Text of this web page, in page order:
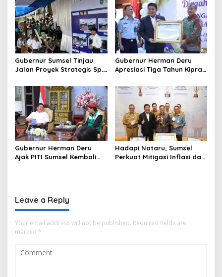
n
Perempuan
Gubernur Sumsel Tinjau
Jalan Proyek Strategis Sp.
Desa Keman OKI
Gubernur Herman Deru
Apresiasi Tiga Tahun Kiprah
Pilar Keadilan Tata Usaha
Negara
Gubernur Herman Deru
Ajak PITI Sumsel Kembali
Hadapi Nataru, Sumsel
Perkuat Mitigasi Inflasi dan
Leave a Reply
Your email address will not be published. Required fields are
marked *